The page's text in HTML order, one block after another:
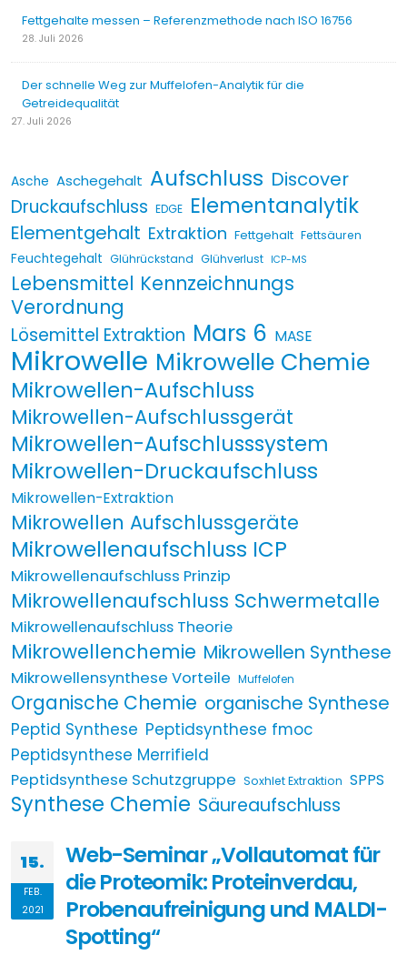
Fettgehalte messen – Referenzmethode nach ISO 16756
28. Juli 2026
Der schnelle Weg zur Muffelofen-Analytik für die
Getreidequalität
27. Juli 2026
Asche Aschegehalt Aufschluss Discover
Druckaufschluss EDGE Elementanalytik
Elementgehalt Extraktion Fettgehalt Fettsäuren
Feuchtegehalt Glührückstand Glühverlust ICP-MS
Lebensmittel Kennzeichnungs
Verordnung
Lösemittel Extraktion Mars 6 MASE
Mikrowelle Mikrowelle Chemie
Mikrowellen-Aufschluss
Mikrowellen-Aufschlussgerät
Mikrowellen-Aufschlusssystem
Mikrowellen-Druckaufschluss
Mikrowellen-Extraktion
Mikrowellen Aufschlussgeräte
Mikrowellenaufschluss ICP
Mikrowellenaufschluss Prinzip
Mikrowellenaufschluss Schwermetalle
Mikrowellenaufschluss Theorie
Mikrowellenchemie Mikrowellen Synthese
Mikrowellensynthese Vorteile Muffelofen
Organische Chemie organische Synthese
Peptid Synthese Peptidsynthese fmoc
Peptidsynthese Merrifield
Peptidsynthese Schutzgruppe Soxhlet Extraktion SPPS
Synthese Chemie Säureaufschluss
15.
FEB.
2021
Web-Seminar „Vollautomat für
die Proteomik: Proteinverdau,
Probenaufreinigung und MALDI-
Spotting“